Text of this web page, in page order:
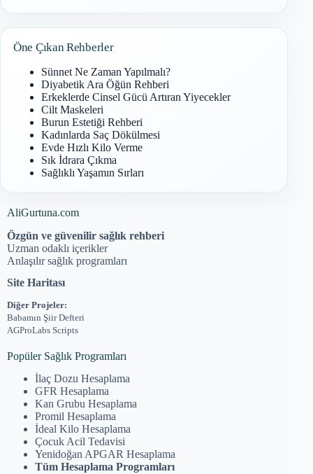
Öne Çıkan Rehberler
Sünnet Ne Zaman Yapılmalı?
Diyabetik Ara Öğün Rehberi
Erkeklerde Cinsel Gücü Artıran Yiyecekler
Cilt Maskeleri
Burun Estetiği Rehberi
Kadınlarda Saç Dökülmesi
Evde Hızlı Kilo Verme
Sık İdrara Çıkma
Sağlıklı Yaşamın Sırları
AliGurtuna.com
Özgün ve güvenilir sağlık rehberi
Uzman odaklı içerikler
Anlaşılır sağlık programları
Site Haritası
Diğer Projeler:
Babamın Şiir Defteri
AGProLabs Scripts
Popüler Sağlık Programları
İlaç Dozu Hesaplama
GFR Hesaplama
Kan Grubu Hesaplama
Promil Hesaplama
İdeal Kilo Hesaplama
Çocuk Acil Tedavisi
Yenidoğan APGAR Hesaplama
Tüm Hesaplama Programları